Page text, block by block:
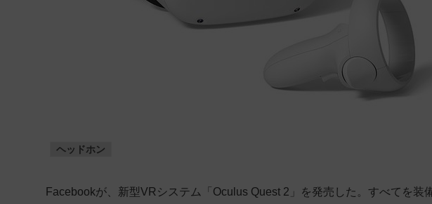
ヘッドホン
Facebookが、新型VRシステム「Oculus Quest 2」を発売した。すべてを装